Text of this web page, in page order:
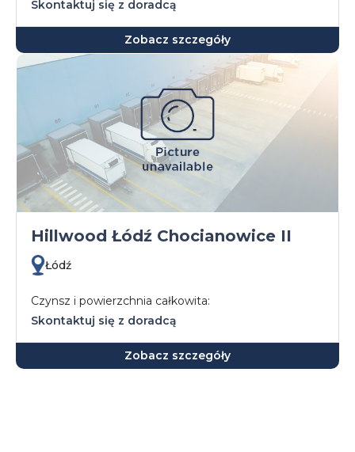
Skontaktuj się z doradcą
Zobacz szczegóły
Hillwood Łódź Chocianowice II
Łódź
Czynsz i powierzchnia całkowita:
Skontaktuj się z doradcą
Zobacz szczegóły